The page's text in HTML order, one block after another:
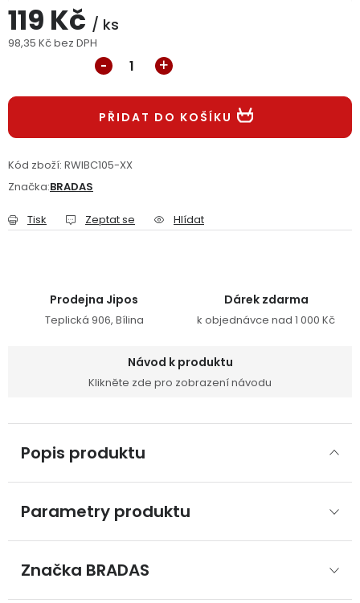
Reklamační formulář Odstoupení ve lhůtě 14 dní
Obchodní podmínky Reklamační řád
119 Kč / ks
98,35 Kč bez DPH
PŘIDAT DO KOŠÍKU
Kód zboží: RWIBC105-XX
Značka:BRADAS
Tisk Zeptat se Hlídat
Prodejna Jipos
Teplická 906, Bílina
Dárek zdarma
k objednávce nad 1 000 Kč
Návod k produktu
Klikněte zde pro zobrazení návodu
Popis produktu
Parametry produktu
Značka BRADAS